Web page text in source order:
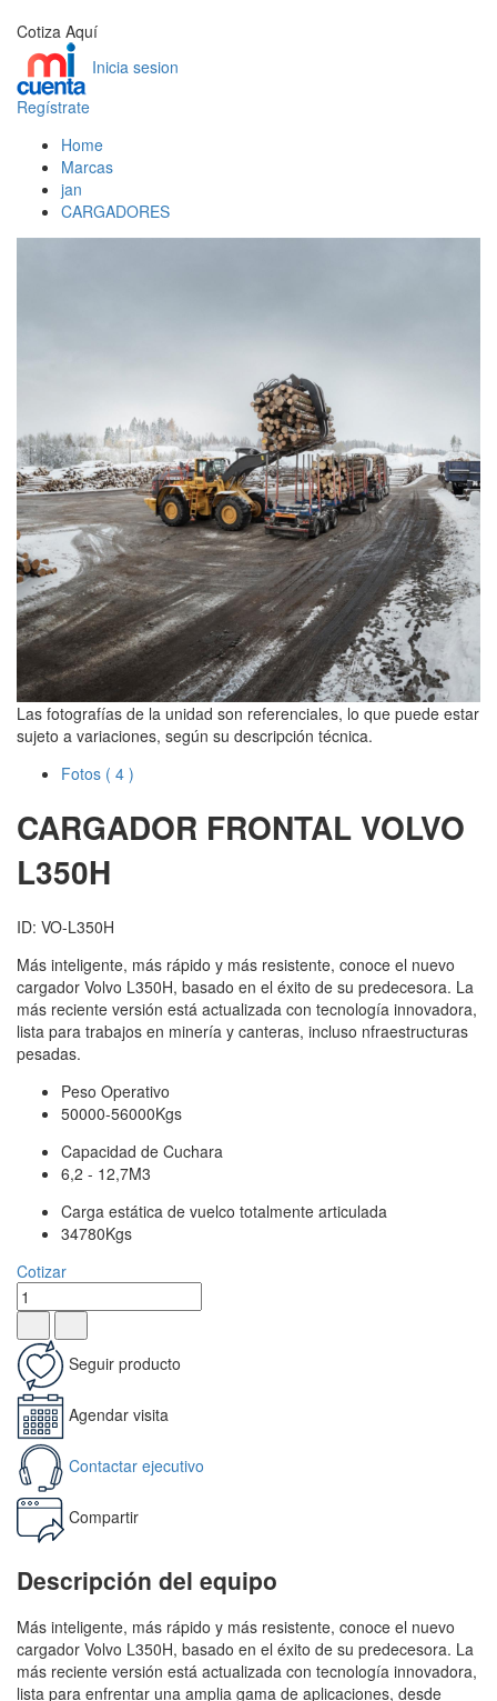
Cotiza Aquí
Inicia sesion
Regístrate
Home
Marcas
jan
CARGADORES
Las fotografías de la unidad son referenciales, lo que puede estar
sujeto a variaciones, según su descripción técnica.
Fotos ( 4 )
CARGADOR FRONTAL VOLVO
L350H
ID: VO-L350H
Más inteligente, más rápido y más resistente, conoce el nuevo
cargador Volvo L350H, basado en el éxito de su predecesora. La
más reciente versión está actualizada con tecnología innovadora,
lista para trabajos en minería y canteras, incluso nfraestructuras
pesadas.
Peso Operativo
50000-56000Kgs
Capacidad de Cuchara
6,2 - 12,7M3
Carga estática de vuelco totalmente articulada
34780Kgs
Cotizar
Seguir producto
Agendar visita
Contactar ejecutivo
Compartir
Descripción del equipo
Más inteligente, más rápido y más resistente, conoce el nuevo
cargador Volvo L350H, basado en el éxito de su predecesora. La
más reciente versión está actualizada con tecnología innovadora,
lista para enfrentar una amplia gama de aplicaciones, desde